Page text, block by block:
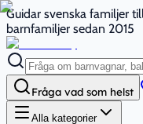
Guidar svenska familjer
barnfamiljer sedan 2015
Fråga vad som helst
Alla kategorier